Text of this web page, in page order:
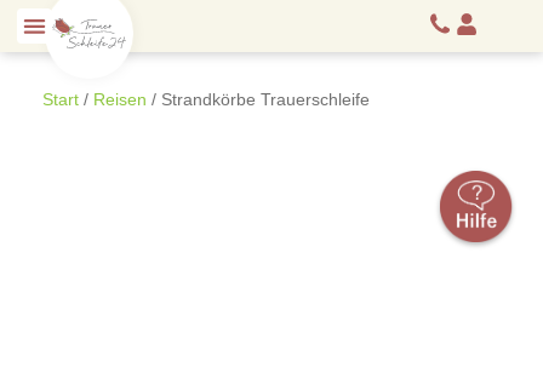
Start / Reisen / Strandkörbe Trauerschleife